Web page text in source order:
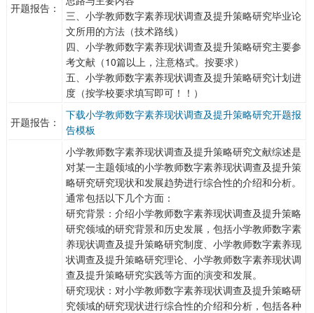
开题报告：
三、小学教师数字素养现状调查及提升策略研究毕业论
文所用的方法（技术路线）
四、小学教师数字素养现状调查及提升策略研究主要参
考文献（10篇以上，注意格式。按要求）
五、小学教师数字素养现状调查及提升策略研究计划进
度（按学校要求填写即可！！）
开题报告：
下载小学教师数字素养现状调查及提升策略研究开题报
告模板
小学教师数字素养现状调查及提升策略研究文献综述是
对某一主题领域的小学教师数字素养现状调查及提升策
略研究研究现状和发展趋势进行综合性的介绍和分析。
通常包括以下几个方面：
研究背景：介绍小学教师数字素养现状调查及提升策略
研究领域的研究背景和历史发展，包括小学教师数字素
养现状调查及提升策略研究制度、小学教师数字素养现
状调查及提升策略研究理论、小学教师数字素养现状调
查及提升策略研究实践等方面的演变和发展。
研究现状：对小学教师数字素养现状调查及提升策略研
究领域的研究现状进行综合性的介绍和分析，包括各种